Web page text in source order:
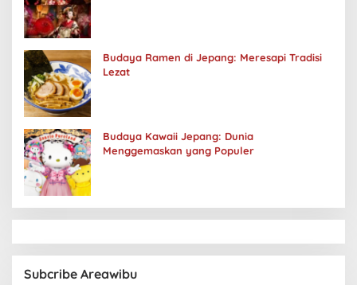
Budaya Ramen di Jepang: Meresapi Tradisi
Lezat
Budaya Kawaii Jepang: Dunia
Menggemaskan yang Populer
Subcribe Areawibu